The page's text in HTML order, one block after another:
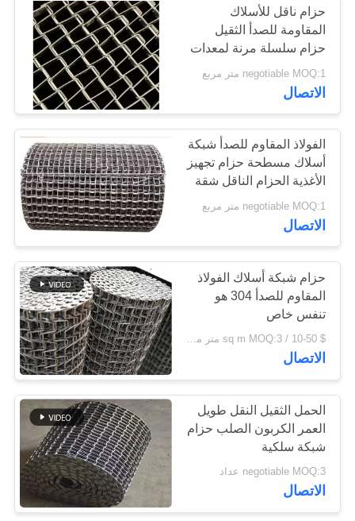
أخبار
اطلب
اقتباس
خريطة
الموقع
PRIVACY
POLICY
حزام سير شبكة
سلسلة
154
شقة فليكس الحزام
الناقل
114
حزام متوازن مركب
96
حزام ناقل للأسلاك
المقاومة للصدأ الثقيل
حزام سلسلة مرنة لمعدات
التجفيف الصناعية
negotiable MOQ:1 متر مربع
الاتصال
الفولاذ المقاوم للصدأ شبكة
أسلاك مسطحة حزام تجهيز
الأغذية الحزام الناقل شقة
فليكس سلك حزام لتجفيف
التبريد الغسيل
negotiable MOQ:1 متر مربع
الاتصال
حزام شبكة أسلاك الفولاذ
المقاوم للصدأ 304 هو
تنفس خاص
$ 10-50 / sq m MOQ:3 متر مربع
الاتصال
الحمل الثقيل النقل طويل
العمر الكربون الصلب حزام
شبكة سلكية
negotiable MOQ:3 عداد
الاتصال